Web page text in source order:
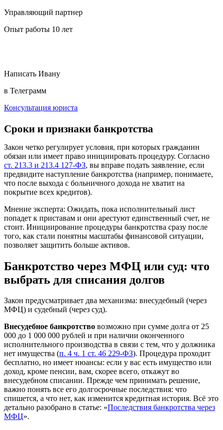
Управляющий партнер
Опыт работы 10 лет
Написать Ивану
в Телеграмм
Консультация юриста
Сроки и признаки банкротства
Закон четко регулирует условия, при которых гражданин
обязан или имеет право инициировать процедуру. Согласно
ст. 213.3 и 213.4 127-ФЗ, вы вправе подать заявление, если
предвидите наступление банкротства (например, понимаете,
что после выхода с больничного дохода не хватит на
покрытие всех кредитов).
Мнение эксперта: Ожидать, пока исполнительный лист
попадет к приставам и они арестуют единственный счет, не
стоит. Инициирование процедуры банкротства сразу после
того, как стали понятны масштабы финансовой ситуации,
позволяет защитить больше активов.
Банкротство через МФЦ или суд: что
выбрать для списания долгов
Закон предусматривает два механизма: внесудебный (через
МФЦ) и судебный (через суд).
Внесудебное банкротство возможно при сумме долга от 25
000 до 1 000 000 рублей и при наличии оконченного
исполнительного производства в связи с тем, что у должника
нет имущества (п. 4 ч. 1 ст. 46 229-ФЗ). Процедура проходит
бесплатно, но имеет нюансы: если у вас есть имущество или
доход, кроме пенсии, вам, скорее всего, откажут во
внесудебном списании. Прежде чем принимать решение,
важно понять все его долгосрочные последствия: что
спишется, а что нет, как изменится кредитная история. Всё это
детально разобрано в статье: «Последствия банкротства через
МФЦ».